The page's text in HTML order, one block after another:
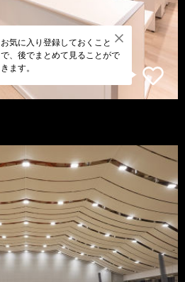
お気に入り登録しておくこと
で、後でまとめて見ることがで
きます。